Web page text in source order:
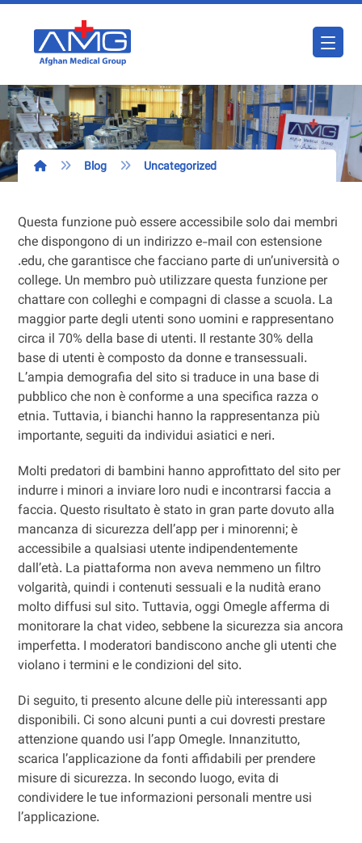
Blog Uncategorized
Questa funzione può essere accessibile solo dai membri
che dispongono di un indirizzo e-mail con estensione
.edu, che garantisce che facciano parte di un’università o
college. Un membro può utilizzare questa funzione per
chattare con colleghi e compagni di classe a scuola. La
maggior parte degli utenti sono uomini e rappresentano
circa il 70% della base di utenti. Il restante 30% della
base di utenti è composto da donne e transessuali.
L’ampia demografia del sito si traduce in una base di
pubblico che non è conforme a una specifica razza o
etnia. Tuttavia, i bianchi hanno la rappresentanza più
importante, seguiti da individui asiatici e neri.
Molti predatori di bambini hanno approfittato del sito per
indurre i minori a inviare loro nudi e incontrarsi faccia a
faccia. Questo risultato è stato in gran parte dovuto alla
mancanza di sicurezza dell’app per i minorenni; è
accessibile a qualsiasi utente indipendentemente
dall’età. La piattaforma non aveva nemmeno un filtro
volgarità, quindi i contenuti sessuali e la nudità erano
molto diffusi sul sito. Tuttavia, oggi Omegle afferma di
monitorare la chat video, sebbene la sicurezza sia ancora
imperfetta. I moderatori bandiscono anche gli utenti che
violano i termini e le condizioni del sito.
Di seguito, ti presento alcune delle più interessanti app
disponibili. Ci sono alcuni punti a cui dovresti prestare
attenzione quando usi l’app Omegle. Innanzitutto,
scarica l’applicazione da fonti affidabili per prendere
misure di sicurezza. In secondo luogo, evita di
condividere le tue informazioni personali mentre usi
l’applicazione.